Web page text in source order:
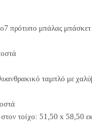
πρότυπο μπάλας μπάσκετ
ταμπλό με
τοίχο: 51,50 x 58,50